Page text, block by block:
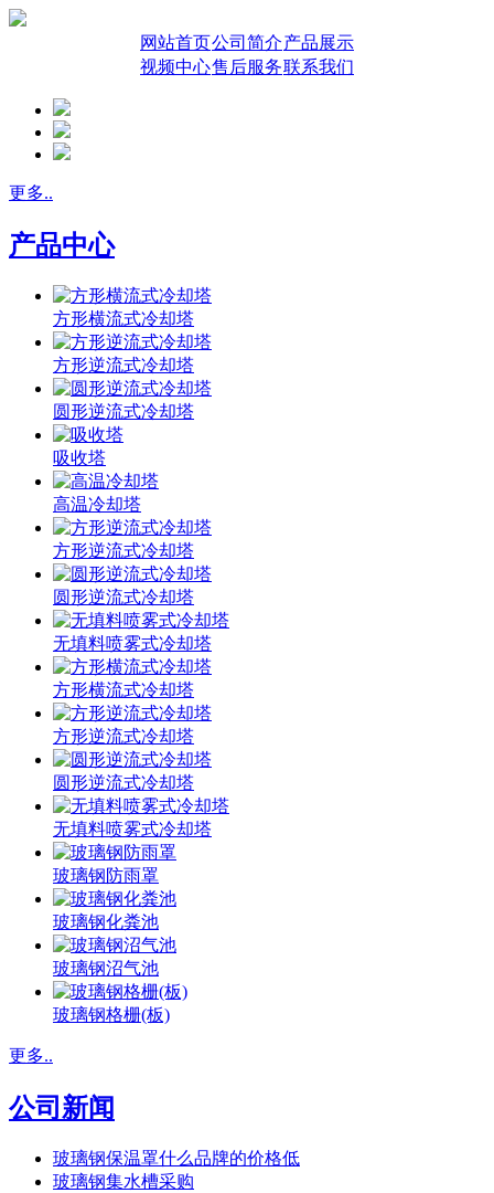
网站首页公司简介产品展示
视频中心售后服务联系我们
更多..
产品中心
方形横流式冷却塔
方形逆流式冷却塔
圆形逆流式冷却塔
吸收塔
高温冷却塔
方形逆流式冷却塔
圆形逆流式冷却塔
无填料喷雾式冷却塔
方形横流式冷却塔
方形逆流式冷却塔
圆形逆流式冷却塔
无填料喷雾式冷却塔
玻璃钢防雨罩
玻璃钢化粪池
玻璃钢沼气池
玻璃钢格栅(板)
更多..
公司新闻
玻璃钢保温罩什么品牌的价格低
玻璃钢集水槽采购